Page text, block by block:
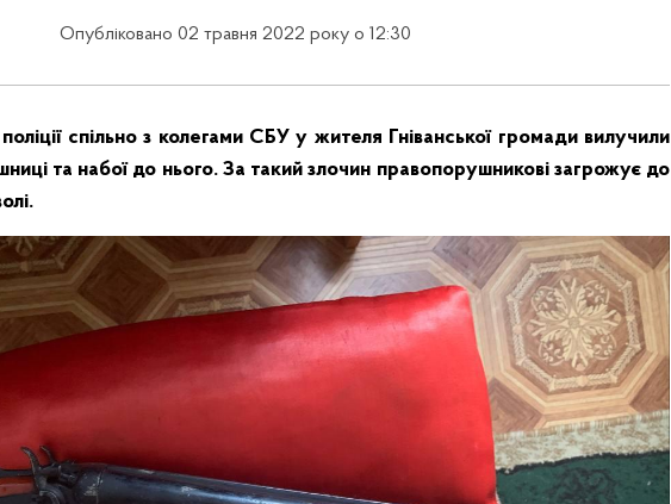
Опубліковано 02 травня 2022 року о 12:30
спільно з колегами СБУ у жителя Гніванської громади вилучили
та набої до нього. За такий злочин правопорушникові загрожує до